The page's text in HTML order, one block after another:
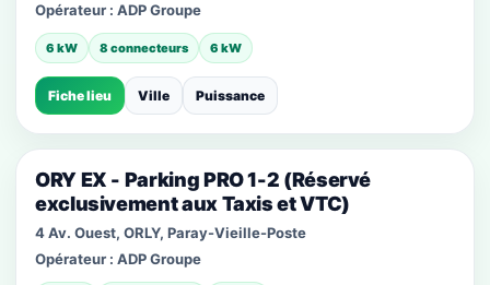
Opérateur : ADP Groupe
6 kW 8 connecteurs 6 kW
Fiche lieu Ville Puissance
ORY EX - Parking PRO 1-2 (Réservé
exclusivement aux Taxis et VTC)
4 Av. Ouest, ORLY, Paray-Vieille-Poste
Opérateur : ADP Groupe